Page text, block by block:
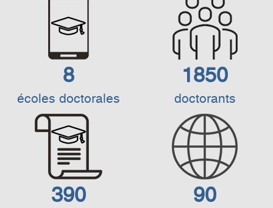
8
écoles doctorales
1850
doctorants
390 90